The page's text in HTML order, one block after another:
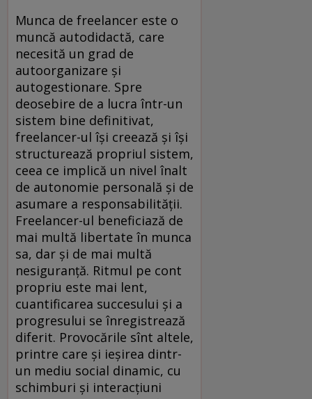
Munca de freelancer este o
muncă autodidactă, care
necesită un grad de
autoorganizare și
autogestionare. Spre
deosebire de a lucra într-un
sistem bine definitivat,
freelancer-ul își creează și își
structurează propriul sistem,
ceea ce implică un nivel înalt
de autonomie personală și de
asumare a responsabilității.
Freelancer-ul beneficiază de
mai multă libertate în munca
sa, dar și de mai multă
nesiguranță. Ritmul pe cont
propriu este mai lent,
cuantificarea succesului și a
progresului se înregistrează
diferit. Provocările sînt altele,
printre care și ieșirea dintr-
un mediu social dinamic, cu
schimburi și interacțiuni